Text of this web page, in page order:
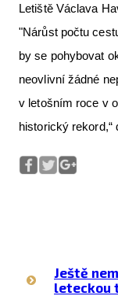
Letiště Václava
"Nárůst počtu
by se pohybovat
neovlivní žádné
v letošním roce v
historický rekord,“
Ještě
leteckou